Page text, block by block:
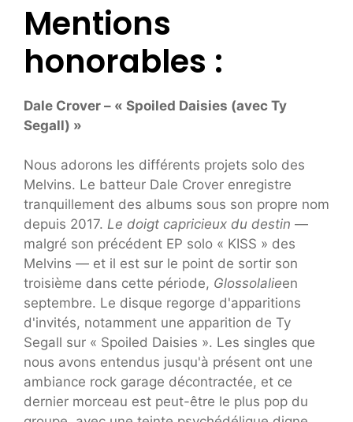
Mentions
honorables :
Dale Crover – « Spoiled Daisies (avec Ty
Segall) »
Nous adorons les différents projets solo des
Melvins. Le batteur Dale Crover enregistre
tranquillement des albums sous son propre nom
depuis 2017. Le doigt capricieux du destin —
malgré son précédent EP solo « KISS » des
Melvins — et il est sur le point de sortir son
troisième dans cette période, Glossolalieen
septembre. Le disque regorge d'apparitions
d'invités, notamment une apparition de Ty
Segall sur « Spoiled Daisies ». Les singles que
nous avons entendus jusqu'à présent ont une
ambiance rock garage décontractée, et ce
dernier morceau est peut-être le plus pop du